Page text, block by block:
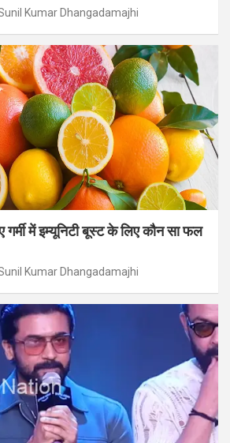
Kumar Dhangadamajhi
गर्मी में इम्यूनिटी बूस्ट के लिए कौन सा फल
Kumar Dhangadamajhi